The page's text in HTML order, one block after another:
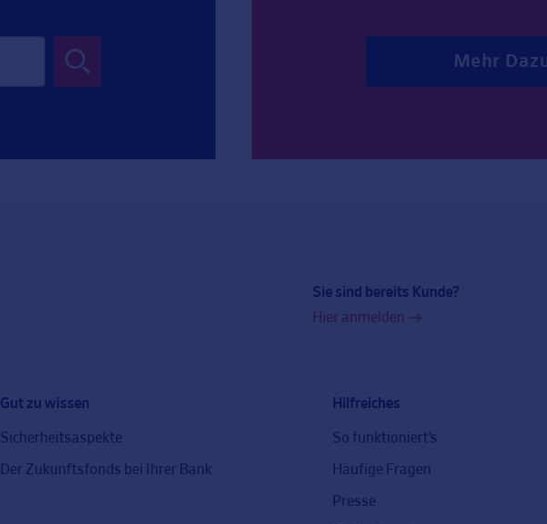
Mehr
Gut zu wissen
Sicherheitsaspekte
Der Zukunftsfonds bei Ihrer Bank
Hilfreiches
So funktioniert’s
Häufige Fragen
Presse
Sie sind bereits Kunde?
Hier anmelden